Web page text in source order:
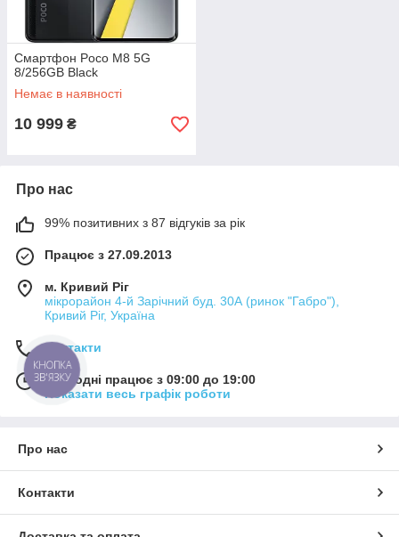
Смартфон Poco M8 5G
8/256GB Black
Немає в наявності
10 999 ₴
Про нас
99% позитивних з 87 відгуків за рік
Працює з 27.09.2013
м. Кривий Ріг
мікрорайон 4-й Зарічний буд. 30А (ринок "Габро"),
Кривий Ріг, Україна
Контакти
Сьогодні працює з 09:00 до 19:00
Показати весь графік роботи
Про нас
Контакти
КНОПКА
ЗВ'ЯЗКУ